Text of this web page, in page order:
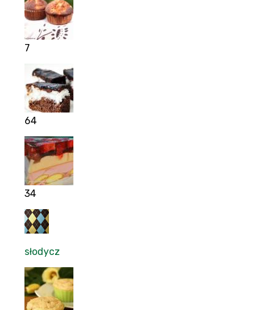
7
64
34
słodycz